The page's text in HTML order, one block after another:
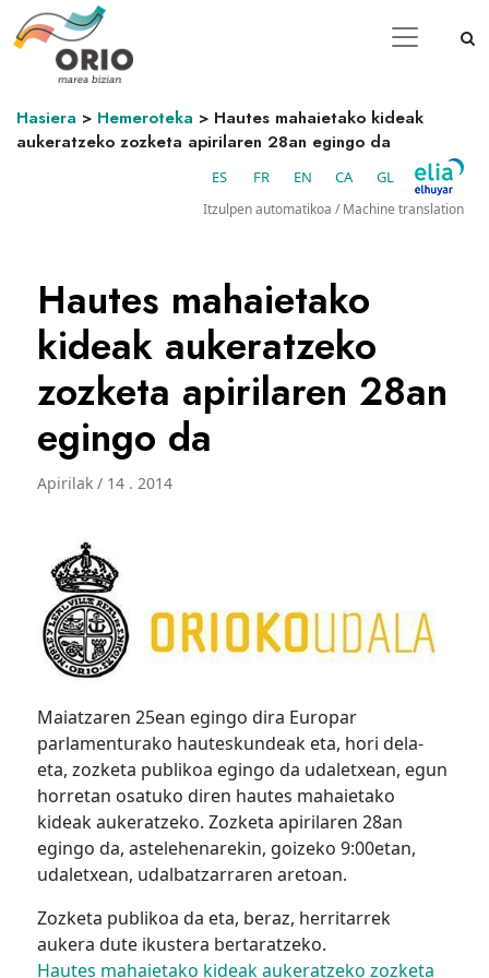
Hasiera > Hemeroteka > Hautes mahaietako kideak
aukeratzeko zozketa apirilaren 28an egingo da
ES FR EN CA GL
Itzulpen automatikoa / Machine translation
Hautes mahaietako
kideak aukeratzeko
zozketa apirilaren 28an
egingo da
Apirilak / 14 . 2014
Maiatzaren 25ean egingo dira Europar
parlamenturako hauteskundeak eta, hori dela-
eta, zozketa publikoa egingo da udaletxean, egun
horretan osatuko diren hautes mahaietako
kideak aukeratzeko. Zozketa apirilaren 28an
egingo da, astelehenarekin, goizeko 9:00etan,
udaletxean, udalbatzarraren aretoan.
Zozketa publikoa da eta, beraz, herritarrek
aukera dute ikustera bertaratzeko.
Hautes mahaietako kideak aukeratzeko zozketa